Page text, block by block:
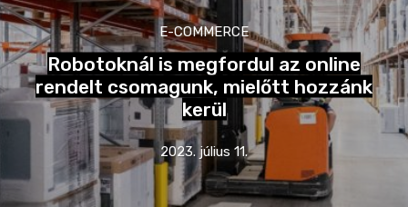
E-COMMERCE
Robotoknál is megfordul az online
rendelt csomagunk, mielőtt hozzánk
kerül
2023. július 11.